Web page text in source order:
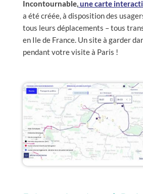
Incontournable,une carte
a été créée, à disposition des
tous leurs déplacements – tous
en Ile de France. Un site à garder
pendant votre visite à Paris !